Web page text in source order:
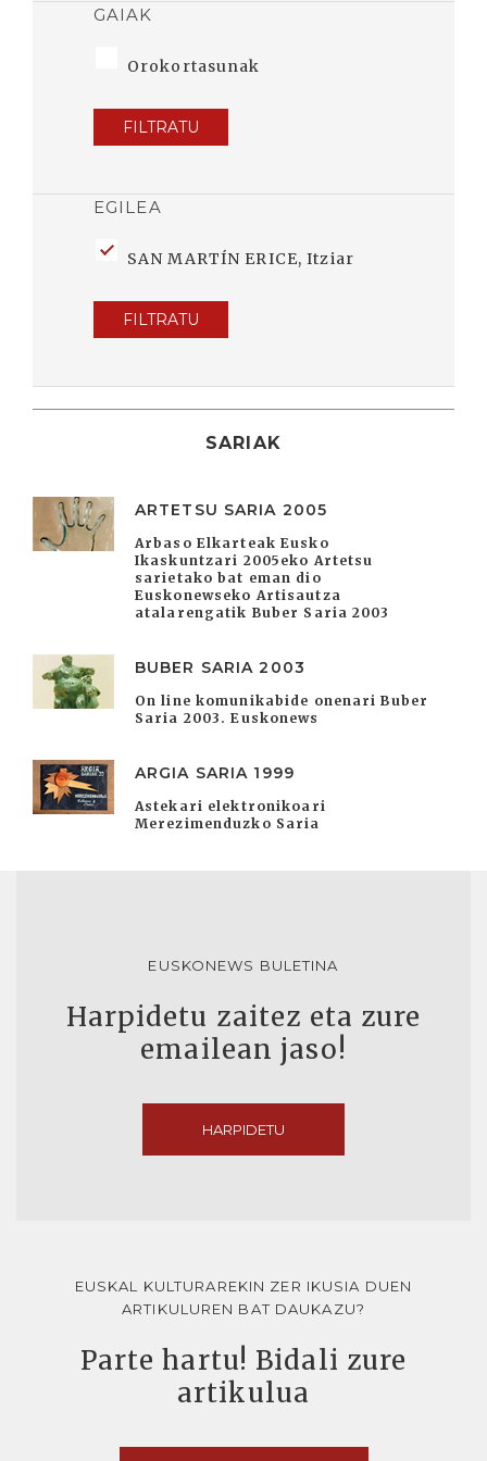
GAIAK
Orokortasunak
FILTRATU
EGILEA
SAN MARTÍN ERICE, Itziar
FILTRATU
SARIAK
ARTETSU SARIA 2005
Arbaso Elkarteak Eusko
Ikaskuntzari 2005eko Artetsu
sarietako bat eman dio
Euskonewseko Artisautza
atalarengatik Buber Saria 2003
BUBER SARIA 2003
On line komunikabide onenari Buber
Saria 2003. Euskonews
ARGIA SARIA 1999
Astekari elektronikoari
Merezimenduzko Saria
EUSKONEWS BULETINA
Harpidetu zaitez eta zure
emailean jaso!
HARPIDETU
EUSKAL KULTURAREKIN ZER IKUSIA DUEN
ARTIKULUREN BAT DAUKAZU?
Parte hartu! Bidali zure
artikulua